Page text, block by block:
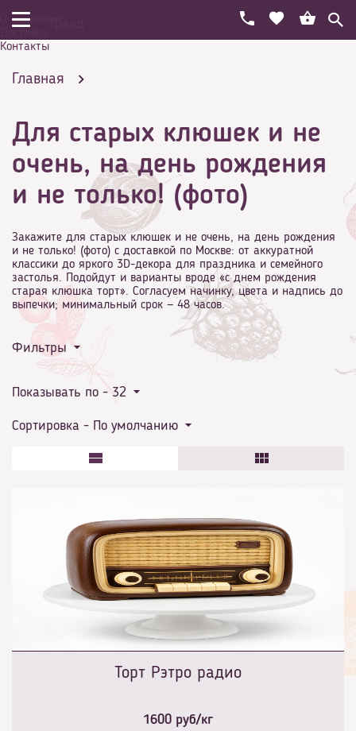
О компании
Контакты
Главная
Праздничный торт на день рождения
Необычные
Для старых клюшек и не очень, на день
рождения и не только! (фото)
Для старых клюшек и не
очень, на день рождения
и не только! (фото)
Закажите для старых клюшек и не очень, на день рождения
и не только! (фото) с доставкой по Москве: от аккуратной
классики до яркого 3D-декора для праздника и семейного
застолья. Подойдут и варианты вроде «с днем рождения
старая клюшка торт». Согласуем начинку, цвета и надпись до
выпечки; минимальный срок — 48 часов.
Фильтры
Показывать по - 32
Сортировка - По умолчанию
Торт Рэтро радио
1600 руб/кг